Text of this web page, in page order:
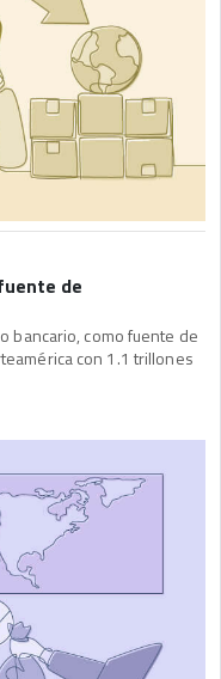
de
bancario, como fuente de
con 1.1 trillones